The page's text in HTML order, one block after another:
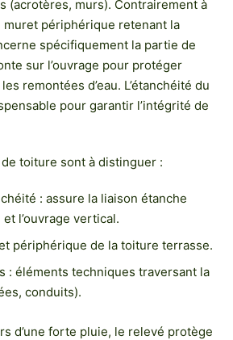
(acrotères, murs). Contrairement à
muret périphérique retenant la
spécifiquement la partie de
sur l’ouvrage pour protéger
remontées d’eau. L’étanchéité du
pour garantir l’intégrité de
toiture sont à distinguer :
: assure la liaison étanche
l’ouvrage vertical.
périphérique de la toiture terrasse.
: éléments techniques traversant la
conduits).
d’une forte pluie, le relevé protège